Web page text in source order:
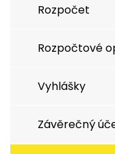
Rozpočet
Rozpočtové
Vyhlášky
Závěrečný